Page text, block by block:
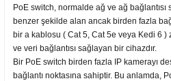
PoE switch, normalde ağ ve ağ
benzer şekilde alan ancak birden fazla
bir a kablosu ( Cat 5, Cat 5e veya Kedi 6
ve veri bağlantısı sağlayan bir cihazdır.
Bir PoE switch birden fazla IP kamerayı
bağlantı noktasına sahiptir. Bu anlamda,